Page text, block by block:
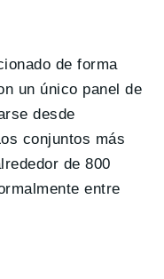
de forma
un único panel de
desde
conjuntos más
de 800
entre